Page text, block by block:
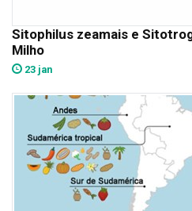
Sitophilus zeamais e
Milho
23 jan